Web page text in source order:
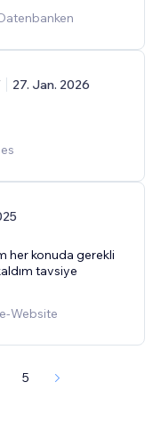
27. Jan. 2026
her konuda gerekli
tavsiye
Website
5